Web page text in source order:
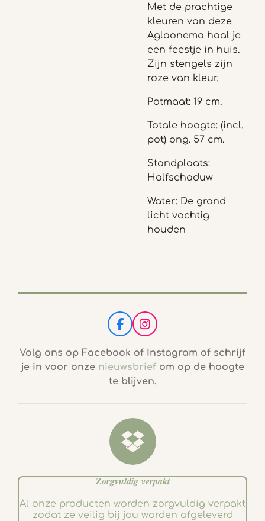
Met de prachtige
kleuren van deze
Aglaonema haal je
een feestje in huis.
Zijn stengels zijn
roze van kleur.
Potmaat: 19 cm.
Totale hoogte: (incl.
pot) ong. 57 cm.
Standplaats:
Halfschaduw
Water: De grond
licht vochtig
houden
F
a
c
b
o
k
I
n
s
t
a
g
a
Volg ons op Facebook of Instagram of schrijf
je in voor onze nieuwsbrief om op de hoogte
te blijven.
𝒁𝒐𝒓𝒈𝒗𝒖𝒍𝒅𝒊𝒈 𝒗𝒆𝒓𝒑𝒂𝒌𝒕
Al onze producten worden zorgvuldig verpakt
zodat ze veilig bij jou worden afgeleverd